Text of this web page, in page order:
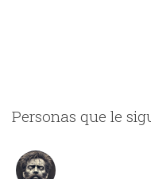
tomarán los
Personas que le